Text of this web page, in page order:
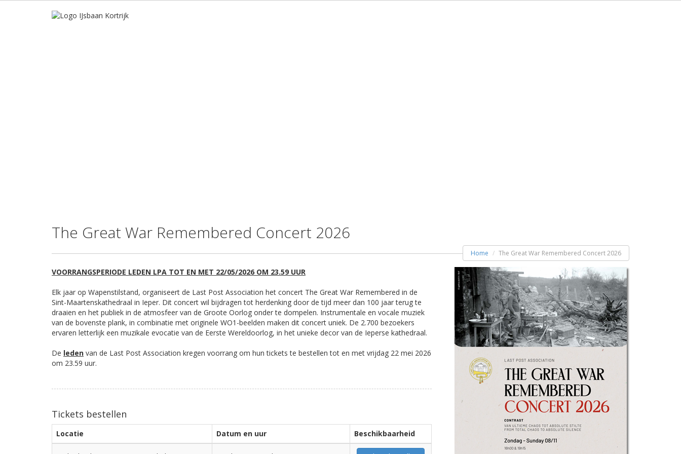
The Great War Remembered Concert 2026
Home The Great War Remembered Concert 2026
VOORRANGSPERIODE LEDEN LPA TOT EN MET 22/05/2026 OM 23.59 UUR
Elk jaar op Wapenstilstand, organiseert de Last Post Association het concert The Great War Remembered in de
Sint-Maartenskathedraal in Ieper. Dit concert wil bijdragen tot herdenking door de tijd meer dan 100 jaar terug te
draaien en het publiek in de atmosfeer van de Groote Oorlog onder te dompelen. Instrumentale en vocale muziek
van de bovenste plank, in combinatie met originele WO1-beelden maken dit concert uniek. De 2.700 bezoekers
ervaren letterlijk een muzikale evocatie van de Eerste Wereldoorlog, in het unieke decor van de Ieperse kathedraal.
De leden van de Last Post Association kregen voorrang om hun tickets te bestellen tot en met vrijdag 22 mei 2026
om 23.59 uur.
Tickets bestellen
Locatie Datum en uur Beschikbaarheid